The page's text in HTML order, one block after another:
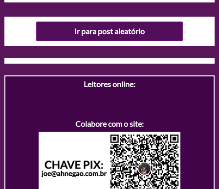
Ir para post aleatório
Leitores online:
Colabore com o site: